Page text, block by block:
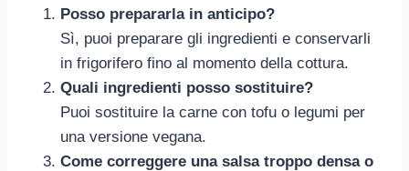
Posso prepararla in anticipo?
Sì, puoi preparare gli ingredienti e conservarli
in frigorifero fino al momento della cottura.
Quali ingredienti posso sostituire?
Puoi sostituire la carne con tofu o legumi per
una versione vegana.
Come correggere una salsa troppo densa o